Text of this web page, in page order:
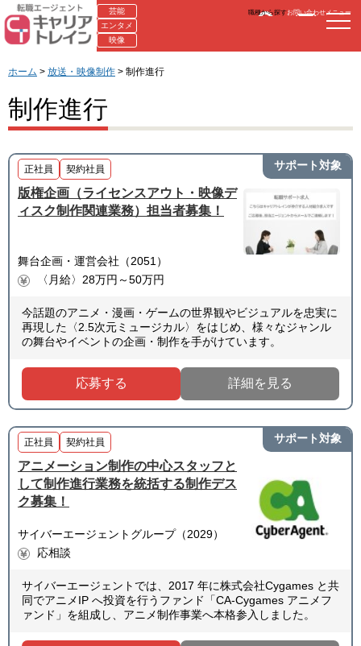
芸能
エンタメ
映像
職種から探すお問い合わせメニュー
ホーム > 放送・映像制作 > 制作進行
制作進行
サポート対象
正社員 契約社員
版権企画（ライセンスアウト・映像デ
ィスク制作関連業務）担当者募集！
舞台企画・運営会社（2051）
〈月給〉28万円～50万円
今話題のアニメ・漫画・ゲームの世界観やビジュアルを忠実に
再現した〈2.5次元ミュージカル〉をはじめ、様々なジャンル
の舞台やイベントの企画・制作を手がけています。
応募する 詳細を見る
サポート対象
正社員 契約社員
アニメーション制作の中心スタッフと
して制作進行業務を統括する制作デス
ク募集！
サイバーエージェントグループ（2029）
応相談
サイバーエージェントでは、2017 年に株式会社Cygames と共
同でアニメIP へ投資を行うファンド「CA-Cygames アニメフ
ァンド」を組成し、アニメ制作事業へ本格参入しました。